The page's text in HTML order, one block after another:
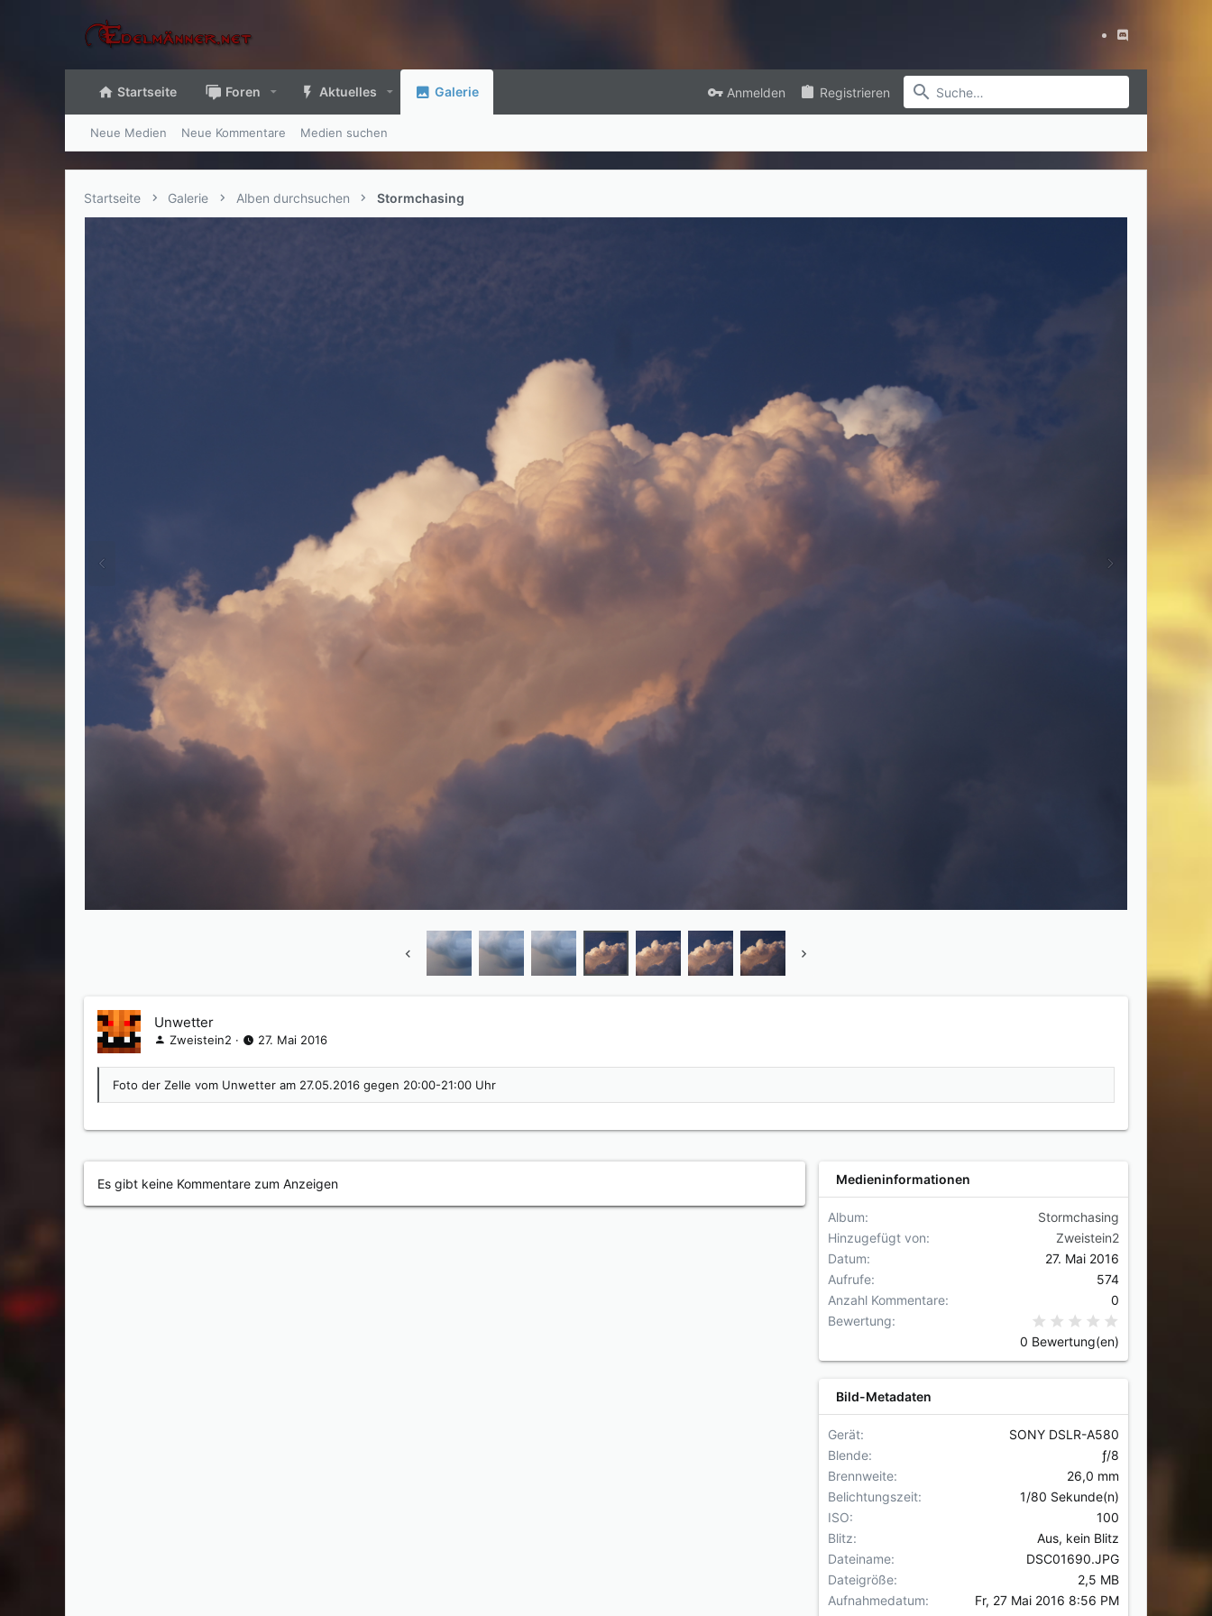
Startseite Foren Aktuelles Galerie Anmelden Registrieren
Neue Medien Neue Kommentare Medien suchen
Startseite Galerie Alben durchsuchen Stormchasing
Unwetter
Zweistein2 27. Mai 2016
Foto der Zelle vom Unwetter am 27.05.2016 gegen 20:00-21:00 Uhr
Es gibt keine Kommentare zum Anzeigen Medieninformationen
Album
Stormchasing
Hinzugefügt von
Zweistein2
Datum
27. Mai 2016
Aufrufe
574
Anzahl Kommentare
0
Bewertung
0 Bewertung(en)
Bild-Metadaten
Gerät
SONY DSLR-A580
Blende
ƒ/8
Brennweite
26,0 mm
Belichtungszeit
1/80 Sekunde(n)
ISO
100
Blitz
Aus, kein Blitz
Dateiname
DSC01690.JPG
Dateigröße
2,5 MB
Aufnahmedatum
Fr, 27 Mai 2016 8:56 PM